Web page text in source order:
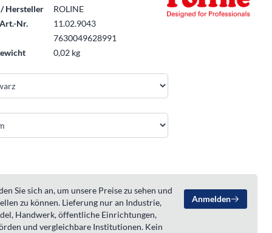
Hersteller
ROLINE
Nr.
11.02.9043
7630049628991
0,02 kg
Sie sich an, um unsere Preise zu sehen und
zu können. Lieferung nur an Industrie,
Handwerk, öffentliche Einrichtungen,
und vergleichbare Institutionen. Kein
Anmelden